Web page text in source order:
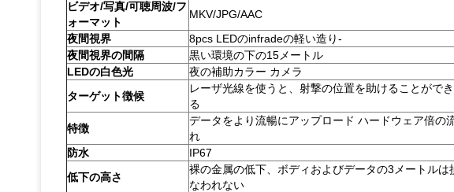
ビデオ/写真/可聴周波/フ
ォーマット
MKV/JPG/AAC
夜間視界
8pcs LEDのinfradeの軽い造り-
夜間視界の間隔
黒い環境の下の15メートル
LEDの白色光
夜の補助カラー カメラ
ターゲット徴候
レーザ光線を使うと、射撃の位置を助けることができ
る
特徴
データをより流暢にアップロード ハードウェア倍の
れ
防水
IP67
低下の高さ
裸の金属の低下、ボディおよびデータの3メートルは
なわれない